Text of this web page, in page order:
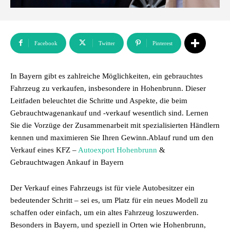
Facebook Twitter Pinterest
In Bayern gibt es zahlreiche Möglichkeiten, ein gebrauchtes
Fahrzeug zu verkaufen, insbesondere in Hohenbrunn. Dieser
Leitfaden beleuchtet die Schritte und Aspekte, die beim
Gebrauchtwagenankauf und -verkauf wesentlich sind. Lernen
Sie die Vorzüge der Zusammenarbeit mit spezialisierten Händlern
kennen und maximieren Sie Ihren Gewinn.Ablauf rund um den
Verkauf eines KFZ – Autoexport Hohenbrunn &
Gebrauchtwagen Ankauf in Bayern
Der Verkauf eines Fahrzeugs ist für viele Autobesitzer ein
bedeutender Schritt – sei es, um Platz für ein neues Modell zu
schaffen oder einfach, um ein altes Fahrzeug loszuwerden.
Besonders in Bayern, und speziell in Orten wie Hohenbrunn,